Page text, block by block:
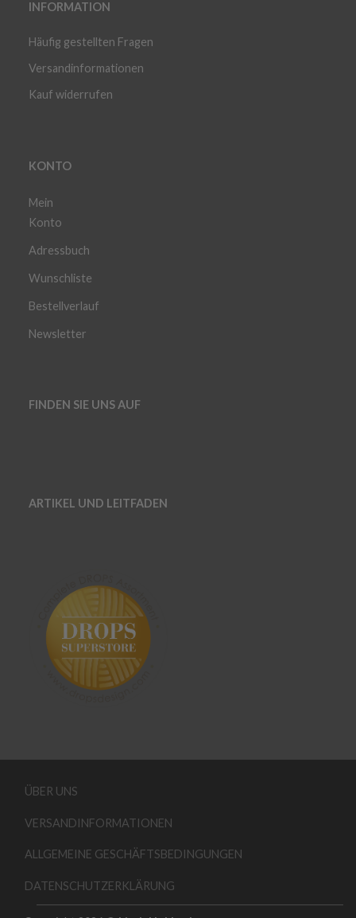
INFORMATION
Häufig gestellten Fragen
Versandinformationen
Kauf widerrufen
KONTO
Mein
Konto
Adressbuch
Wunschliste
Bestellverlauf
Newsletter
FINDEN SIE UNS AUF
ARTIKEL UND LEITFADEN
ÜBER UNS
VERSANDINFORMATIONEN
ALLGEMEINE GESCHÄFTSBEDINGUNGEN
DATENSCHUTZERKLÄRUNG